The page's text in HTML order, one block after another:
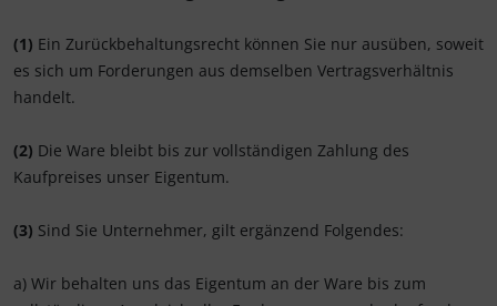
(1) Ein Zurückbehaltungsrecht können Sie nur ausüben, soweit
es sich um Forderungen aus demselben Vertragsverhältnis
handelt.
(2) Die Ware bleibt bis zur vollständigen Zahlung des
Kaufpreises unser Eigentum.
(3) Sind Sie Unternehmer, gilt ergänzend Folgendes:
a) Wir behalten uns das Eigentum an der Ware bis zum